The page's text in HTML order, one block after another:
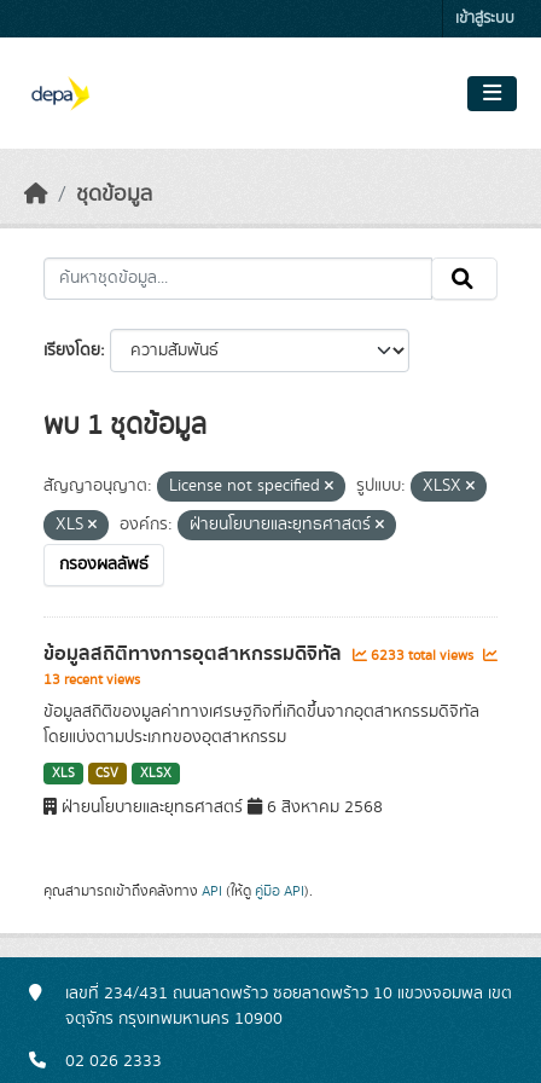
เข้าสู่ระบบ
ชุดข้อมูล
เรียงโดย
พบ 1 ชุดข้อมูล
สัญญาอนุญาต: License not specified รูปแบบ:
XLSX
XLS
องค์กร:
ฝ่ายนโยบายและยุทธศาสตร์
กรองผลลัพธ์
ข้อมูลสถิติทางการอุตสาหกรรมดิจิทัล
6233 total views
13 recent views
ข้อมูลสถิติของมูลค่าทางเศรษฐกิจที่เกิดขึ้นจากอุตสาหกรรมดิจิทัล
โดยแบ่งตามประเภทของอุตสาหกรรม
XLS CSV XLSX
ฝ่ายนโยบายและยุทธศาสตร์ 6 สิงหาคม 2568
คุณสามารถเข้าถึงคลังทาง API (ให้ดู คู่มือ API).
เลขที่ 234/431 ถนนลาดพร้าว ซอยลาดพร้าว 10 แขวงจอมพล เขต
จตุจักร กรุงเทพมหานคร 10900
02 026 2333